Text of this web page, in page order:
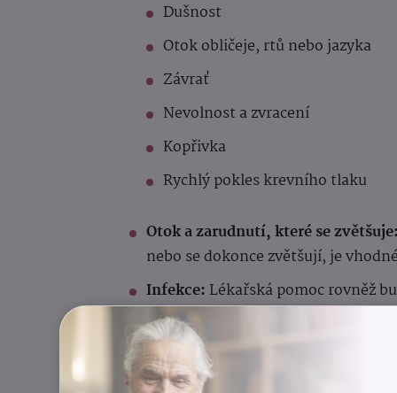
Dušnost
Otok obličeje, rtů nebo jazyka
Závrať
Nevolnost a zvracení
Kopřivka
Rychlý pokles krevního tlaku
Otok a zarudnutí, které se zvětšuje:
nebo se dokonce zvětšují, je
Infekce: Lékařská pomoc rovněž
horečka nebo bolest.
Vhodná ochrana: